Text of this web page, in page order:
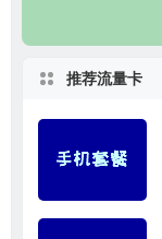
推荐流量卡